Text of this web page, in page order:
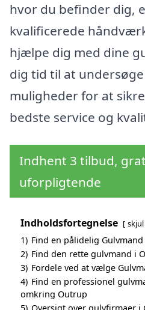
hvor du befinder dig,
kvalificerede
hjælpe dig med dine
dig tid til at
muligheder for at
bedste service og
Indhent 3 tilbud,
uforpligtende
Indholdsfortegnelse skjul
1) Find en pålidelig
2) Find den rette gulvmand i
3) Fordele ved at vælge
4) Find en professionel
omkring Outrup